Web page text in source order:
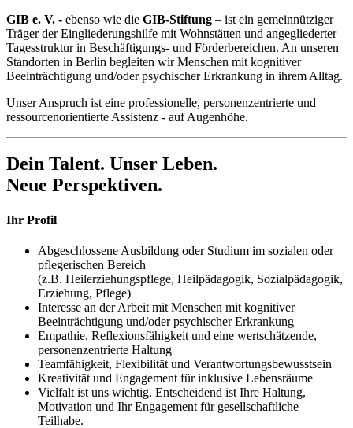
GIB e. V. - ebenso wie die GIB-Stiftung – ist ein gemeinnütziger
Träger der Eingliederungshilfe mit Wohnstätten und angegliederter
Tagesstruktur in Beschäftigungs- und Förderbereichen. An unseren
Standorten in Berlin begleiten wir Menschen mit kognitiver
Beeinträchtigung und/oder psychischer Erkrankung in ihrem Alltag.
Unser Anspruch ist eine professionelle, personenzentrierte und
ressourcenorientierte Assistenz - auf Augenhöhe.
Dein Talent. Unser Leben.
Neue Perspektiven.
Ihr Profil
Abgeschlossene Ausbildung oder Studium im sozialen oder
pflegerischen Bereich
(z.B. Heilerziehungspflege, Heilpädagogik, Sozialpädagogik,
Erziehung, Pflege)
Interesse an der Arbeit mit Menschen mit kognitiver
Beeinträchtigung und/oder psychischer Erkrankung
Empathie, Reflexionsfähigkeit und eine wertschätzende,
personenzentrierte Haltung
Teamfähigkeit, Flexibilität und Verantwortungsbewusstsein
Kreativität und Engagement für inklusive Lebensräume
Vielfalt ist uns wichtig. Entscheidend ist Ihre Haltung,
Motivation und Ihr Engagement für gesellschaftliche
Teilhabe.